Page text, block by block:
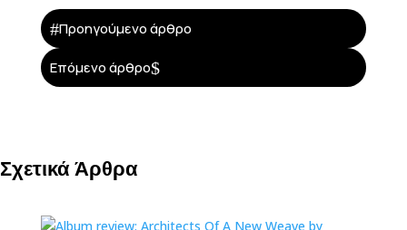
#Προηγούμενο άρθρο
Επόμενο άρθρο$
Σχετικά Άρθρα